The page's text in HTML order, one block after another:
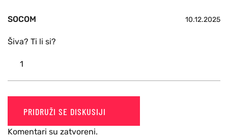
SOCOM 10.12.2025
Šiva? Ti li si?
1
PRIDRUŽI SE DISKUSIJI
Komentari su zatvoreni.